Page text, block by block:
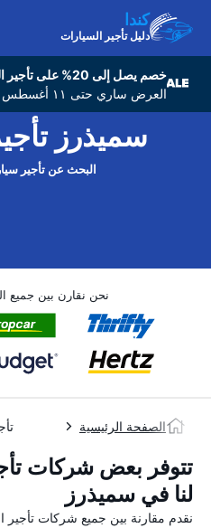
كندا
دليل تأجير السيارات
خصم يصل إلى 20% على تأجير السيارات في جميع أنحاء العالم
العرض ساري حتى ١١ أغسطس ٢٠٢٦ - استفد منه اليوم!
سميذرز
البحث عن تأجير
نحن نقارن بين جميع
الصفحة الرئيسية
تتوفر بعض شركات
لنا في سميذرز
نقدم مقارنة بين جميع شركات